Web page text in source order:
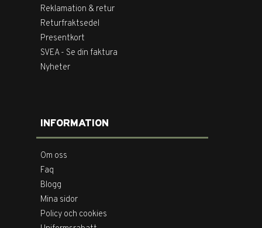
Reklamation & retur
Returfraktsedel
Presentkort
SVEA - Se din faktura
Nyheter
INFORMATION
Om oss
Faq
Blogg
Mina sidor
Policy och cookies